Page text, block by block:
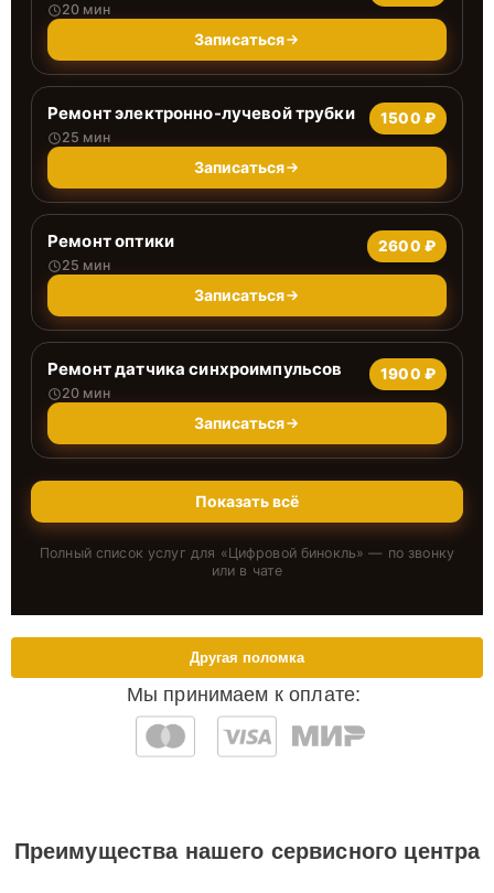
20 мин
Записаться
Ремонт электронно-лучевой трубки
25 мин
1500 ₽
Записаться
Ремонт оптики
25 мин
2600 ₽
Записаться
Ремонт датчика синхроимпульсов
20 мин
1900 ₽
Записаться
Показать всё
Полный список услуг для «Цифровой бинокль» — по звонку
или в чате
Мы принимаем к оплате:
Другая поломка
Преимущества нашего сервисного центра